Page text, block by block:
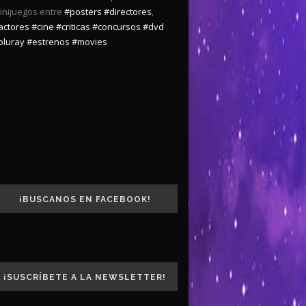
entre #posters #directores,
#cine #criticas #concursos #dvd
#estrenos #movies
¡BUSCANOS EN FACEBOOK!
¡SUSCRÍBETE A LA NEWSLETTER!